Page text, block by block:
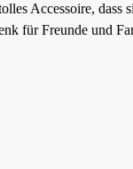
Accessoire, dass
für Freunde und